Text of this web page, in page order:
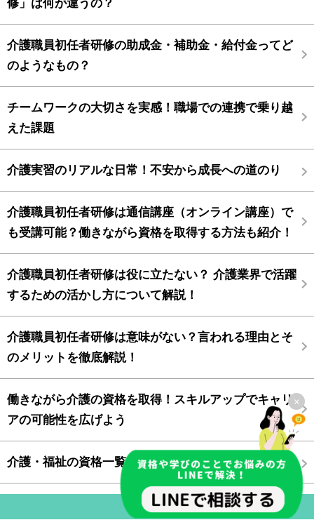
×
修」は何が違うの？
介護職員初任者研修の助成金・補助金・給付金ってど
のようなもの？
チームワークの大切さを実感！職場での連携で乗り越
えた課題
介護実習のリアルな日常！不安から成長への道のり
介護職員初任者研修は通信講座（オンライン講座）で
も受講可能？働きながら資格を取得する方法も紹介！
介護職員初任者研修は役に立たない？ 介護業界で活躍
するための活かし方について解説！
介護職員初任者研修は意味がない？言われる理由とそ
のメリットを徹底解説！
働きながら介護の資格を取得！スキルアップでキャリ
アの可能性を広げよう
介護・福祉の資格一覧
最新情報